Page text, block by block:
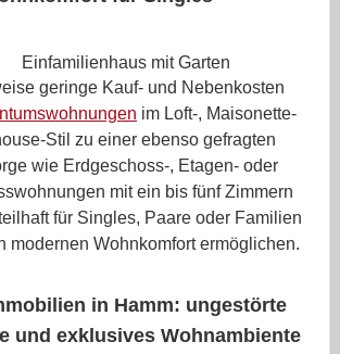
geringe Kauf- und Nebenkosten
im Loft-, Maisonette-
Stil zu einer ebenso gefragten
wie Erdgeschoss-, Etagen- oder
mit ein bis fünf Zimmern
für Singles, Paare oder Familien
modernen Wohnkomfort ermöglichen.
in Hamm: ungestörte
und exklusives Wohnambiente